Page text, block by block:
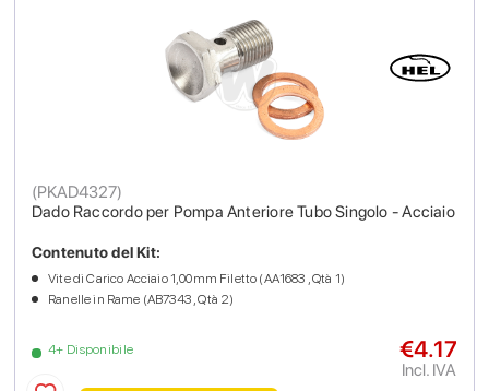
Dado Raccordo per Pompa Anteriore Tubo Singolo - Acciaio
(PKAD4327)
4+ Disponibile
Contenuto del Kit:
Vite di Carico Acciaio 1,00mm Filetto (AA1683 , Qtà 1)
Ranelle in Rame (AB7343 , Qtà 2)
€4.17
Incl. IVA